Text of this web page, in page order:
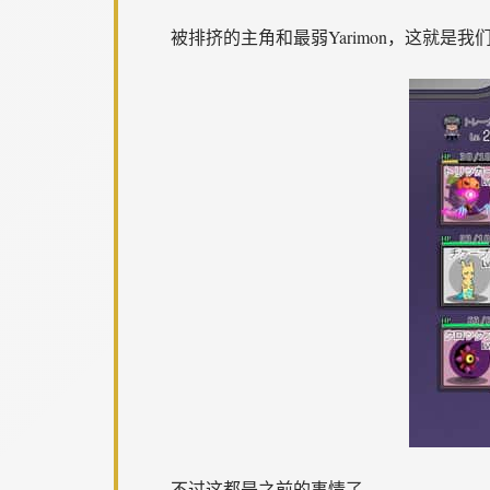
被排挤的主角和最弱Yarimon，这就是我